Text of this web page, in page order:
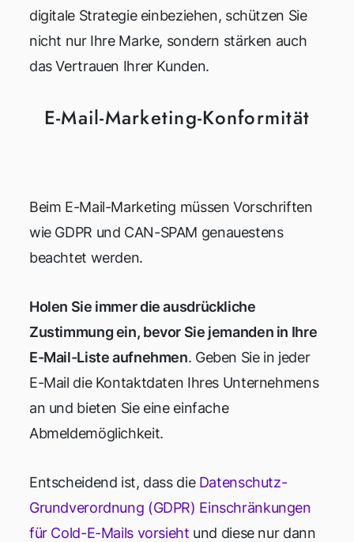
digitale Strategie einbeziehen, schützen Sie
nicht nur Ihre Marke, sondern stärken auch
das Vertrauen Ihrer Kunden.
E-Mail-Marketing-Konformität
Beim E-Mail-Marketing müssen Vorschriften
wie GDPR und CAN-SPAM genauestens
beachtet werden.
Holen Sie immer die ausdrückliche
Zustimmung ein, bevor Sie jemanden in Ihre
E-Mail-Liste aufnehmen. Geben Sie in jeder
E-Mail die Kontaktdaten Ihres Unternehmens
an und bieten Sie eine einfache
Abmeldemöglichkeit.
Entscheidend ist, dass die Datenschutz-
Grundverordnung (GDPR) Einschränkungen
für Cold-E-Mails vorsieht und diese nur dann